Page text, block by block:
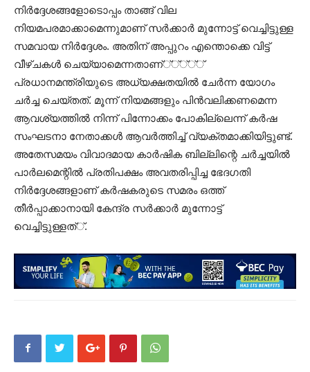
നിര്‍ദ്ദേശങ്ങളോടൊപ്പം താങ്ങ്‌ വില
നിയമപരമാക്കാമെന്നുമാണ്‌ സര്‍ക്കാര്‍ മുന്നോട്ട്‌ വെച്ചിട്ടുള്ള
സമവായ നിര്‍ദ്ദേശം. അതിന്‌ അപ്പുറം എന്തൊക്കെ വിട്ട്‌
വീഴ്‌ചകള്‍ ചെയ്യാമെന്നതാണ്‌്‌്‌്‌്‌്‌
പ്രധാനമന്ത്രിയുടെ അധ്യക്ഷതയില്‍ ചേര്‍ന്ന യോഗം
ചര്‍ച്ച ചെയ്‌തത്. മൂന്ന്‌ നിയമങ്ങളും പിന്‍വലിക്കണമെന്ന
ആവശ്യത്തില്‍ നിന്ന്‌ പിന്നോക്കം പോകില്ലെന്ന്‌ കര്‍ഷ
സംഘടനാ നേതാക്കള്‍ ആവര്‍ത്തിച്ച്‌ വ്യക്തമാക്കിയിട്ടുണ്ട്‌.
അതേസമയം വിവാദമായ കാര്‍ഷിക ബില്ലിന്റെ ചര്‍ച്ചയില്‍
പാര്‍ലമെന്റില്‍ പ്രതിപക്ഷം അവതരിപ്പിച്ച ഭേദഗതി
നിര്‍ദ്ദേശങ്ങളാണ്‌ കര്‍ഷകരുടെ സമരം ഒത്ത്‌
തീര്‍പ്പാക്കാനായി കേന്ദ്ര സര്‍ക്കാര്‍ മുന്നോട്ട്‌
വെച്ചിട്ടുള്ളത്‌്‌.